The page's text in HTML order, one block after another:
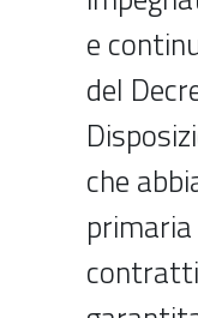
e
del
che